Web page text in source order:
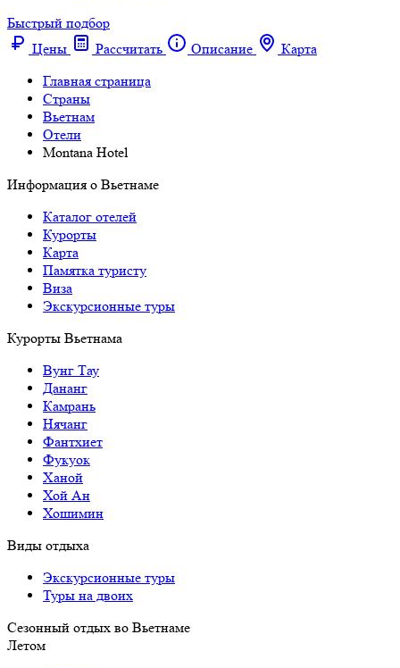
Быстрый подбор
Цены
Рассчитать Описание
Карта
Главная страница
Cтраны
Вьетнам
Отели
Montana Hotel
Информация о Вьетнаме
Каталог отелей
Курорты
Карта
Памятка туристу
Виза
Экскурсионные туры
Курорты Вьетнама
Вунг Тау
Дананг
Камрань
Нячанг
Фантхиет
Фукуок
Ханой
Хой Ан
Хошимин
Виды отдыха
Экскурсионные туры
Туры на двоих
Сезонный отдых во Вьетнаме
Летом